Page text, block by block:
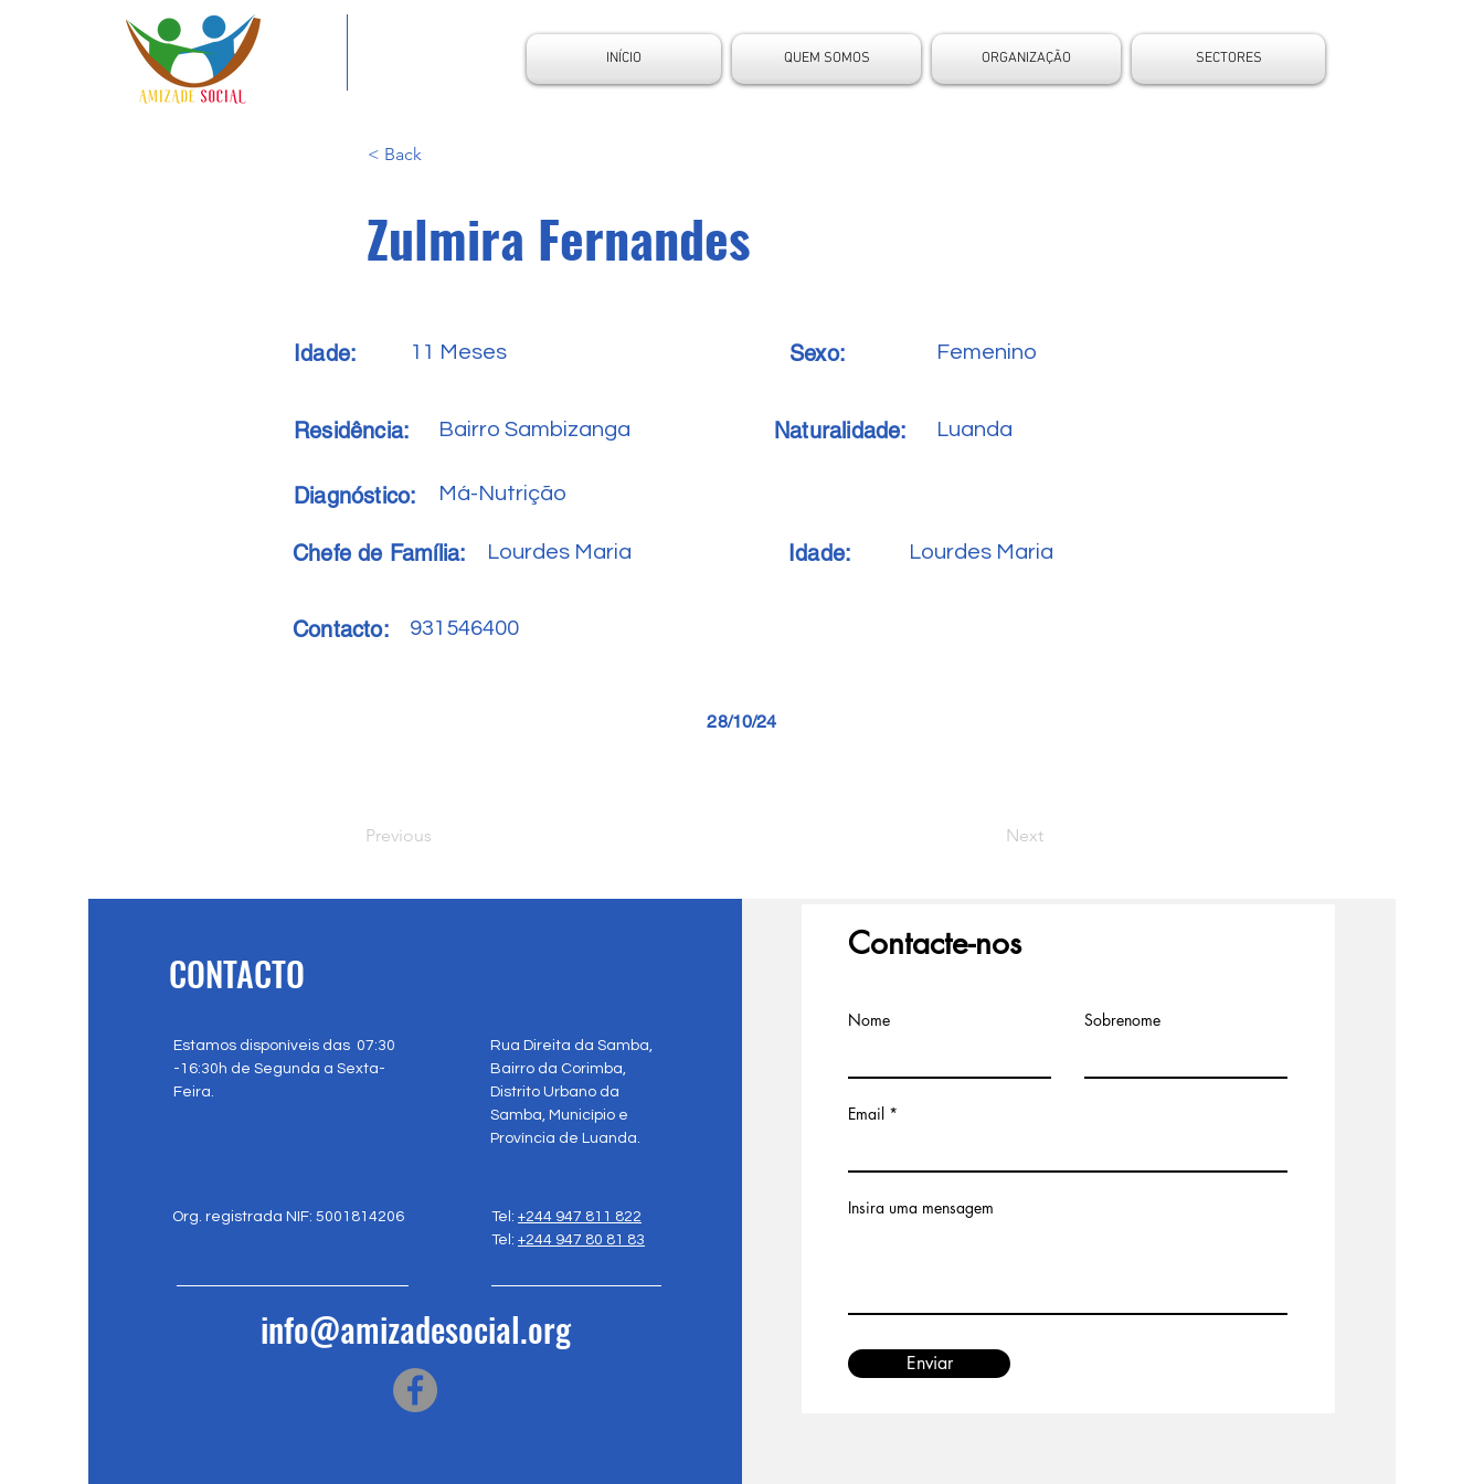
INÍCIO QUEM SOMOS ORGANIZAÇÃO SECTORES
< Back
Zulmira Fernandes
Idade: 11 Meses Sexo: Femenino
Residência: Bairro Sambizanga Naturalidade: Luanda
Diagnóstico: Má-Nutrição
Chefe de Família: Lourdes Maria Idade: Lourdes Maria
Contacto: 931546400
28/10/24
Previous Next
CONTACTO
Estamos disponíveis das 07:30
-16:30h de Segunda a Sexta-
Feira.
Rua Direita da Samba,
Bairro da Corimba,
Distrito Urbano da
Samba, Município e
Província de Luanda.
Org. registrada NIF: 5001814206 Tel: +244 947 811 822
Tel: +244 947 80 81 83
info@amizadesocial.org
Contacte-nos
Nome Sobrenome
Email
Insira uma mensagem
Enviar